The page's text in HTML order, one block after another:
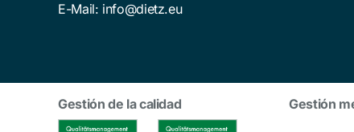
E-Mail: info@dietz.eu
Gestión de la calidad Gestión